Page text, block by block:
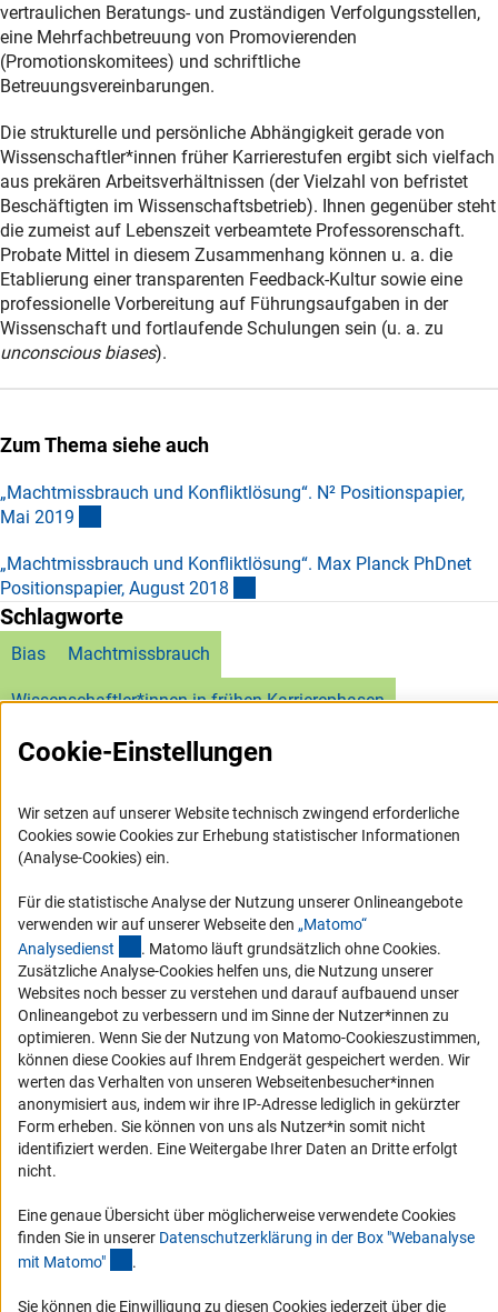
vertraulichen Beratungs- und zuständigen Verfolgungsstellen,
eine Mehrfachbetreuung von Promovierenden
(Promotionskomitees) und schriftliche
Betreuungsvereinbarungen.
Die strukturelle und persönliche Abhängigkeit gerade von
Wissenschaftler*innen früher Karrierestufen ergibt sich vielfach
aus prekären Arbeitsverhältnissen (der Vielzahl von befristet
Beschäftigten im Wissenschaftsbetrieb). Ihnen gegenüber steht
die zumeist auf Lebenszeit verbeamtete Professorenschaft.
Probate Mittel in diesem Zusammenhang können u. a. die
Etablierung einer transparenten Feedback-Kultur sowie eine
professionelle Vorbereitung auf Führungsaufgaben in der
Wissenschaft und fortlaufende Schulungen sein (u. a. zu
unconscious biases).
Zum Thema siehe auch
„Machtmissbrauch und Konfliktlösung“. N² Positionspapier,
Mai 2019
„Machtmissbrauch und Konfliktlösung“. Max Planck PhDnet
Positionspapier, August 201 8
Schlagworte
Bias Machtmissbrauch
Wissenschaftler*innen in frühen Karrierephasen
Service
RSS-Feed
Barrierefreiheit
Erklärung zur Barrierefreiheit
Barriere melden
Links
Zum Download des Kodex
DFG-Website
Kontakt
Sie haben Fragen oder möchten einen Verdachtsfall melden?
Zur Kontaktübersicht
Cookie-Einstellungen
Wir setzen auf unserer Website technisch zwingend erforderliche
Cookies sowie Cookies zur Erhebung statistischer Informationen
(Analyse-Cookies) ein.
Für die statistische Analyse der Nutzung unserer Onlineangebote
verwenden wir auf unserer Webseite den „Matomo“
Analysedienst (externer Link)
. Matomo läuft grundsätzlich ohne Cookies.
Zusätzliche Analyse-Cookies helfen uns, die Nutzung unserer
Websites noch besser zu verstehen und darauf aufbauend unser
Onlineangebot zu verbessern und im Sinne der Nutzer*innen zu
optimieren. Wenn Sie der Nutzung von Matomo-Cookieszustimmen,
können diese Cookies auf Ihrem Endgerät gespeichert werden. Wir
werten das Verhalten von unseren Webseitenbesucher*innen
anonymisiert aus, indem wir ihre IP-Adresse lediglich in gekürzter
Form erheben. Sie können von uns als Nutzer*in somit nicht
identifiziert werden. Eine Weitergabe Ihrer Daten an Dritte erfolgt
nicht.
Eine genaue Übersicht über möglicherweise verwendete Cookies
finden Sie in unserer Datenschutzerklärung in der Box "Webanalyse
mit Matomo" .
Sie können die Einwilligung zu diesen Cookies jederzeit über die